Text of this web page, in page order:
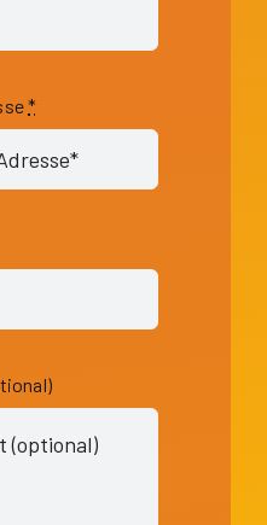
*